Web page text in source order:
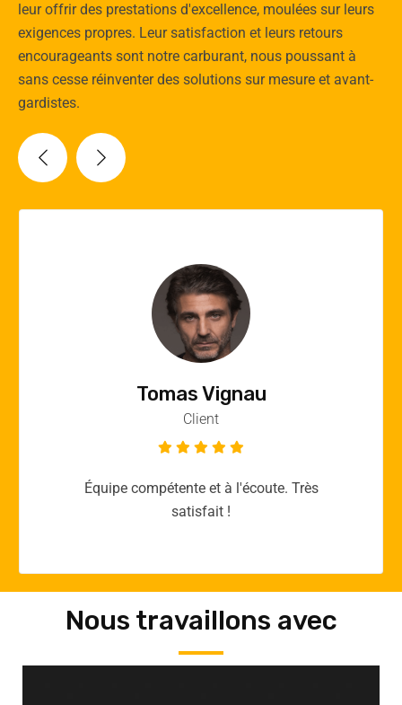
leur offrir des prestations d'excellence, moulées sur leurs
exigences propres. Leur satisfaction et leurs retours
encourageants sont notre carburant, nous poussant à
sans cesse réinventer des solutions sur mesure et avant-
gardistes.
Vincent Quere
Client
Merci yellow365.work pour votre expertise!
Nous travaillons avec